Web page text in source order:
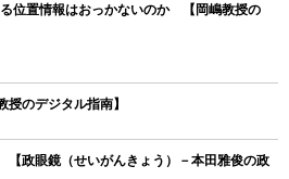
位置情報はおっかないのか 【岡嶋教授の
のデジタル指南】
政眼鏡（せいがんきょう）－本田雅俊の政